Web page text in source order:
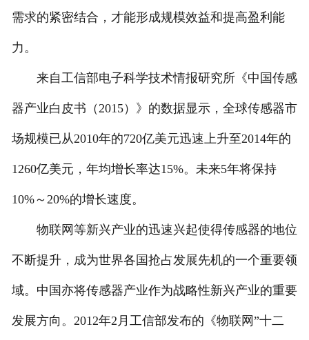
需求的紧密结合，才能形成规模效益和提高盈利能
力。
来自工信部电子科学技术情报研究所《中国传感
器产业白皮书（2015）》的数据显示，全球传感器市
场规模已从2010年的720亿美元迅速上升至2014年的
1260亿美元，年均增长率达15%。未来5年将保持
10%～20%的增长速度。
物联网等新兴产业的迅速兴起使得传感器的地位
不断提升，成为世界各国抢占发展先机的一个重要领
域。中国亦将传感器产业作为战略性新兴产业的重要
发展方向。2012年2月工信部发布的《物联网”十二